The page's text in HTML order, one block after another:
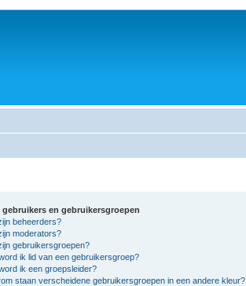
gebruikers en gebruikersgroepen
beheerders?
moderators?
gebruikersgroepen?
ik lid van een gebruikersgroep?
ik een groepsleider?
staan verscheidene gebruikersgroepen in een andere kleur?